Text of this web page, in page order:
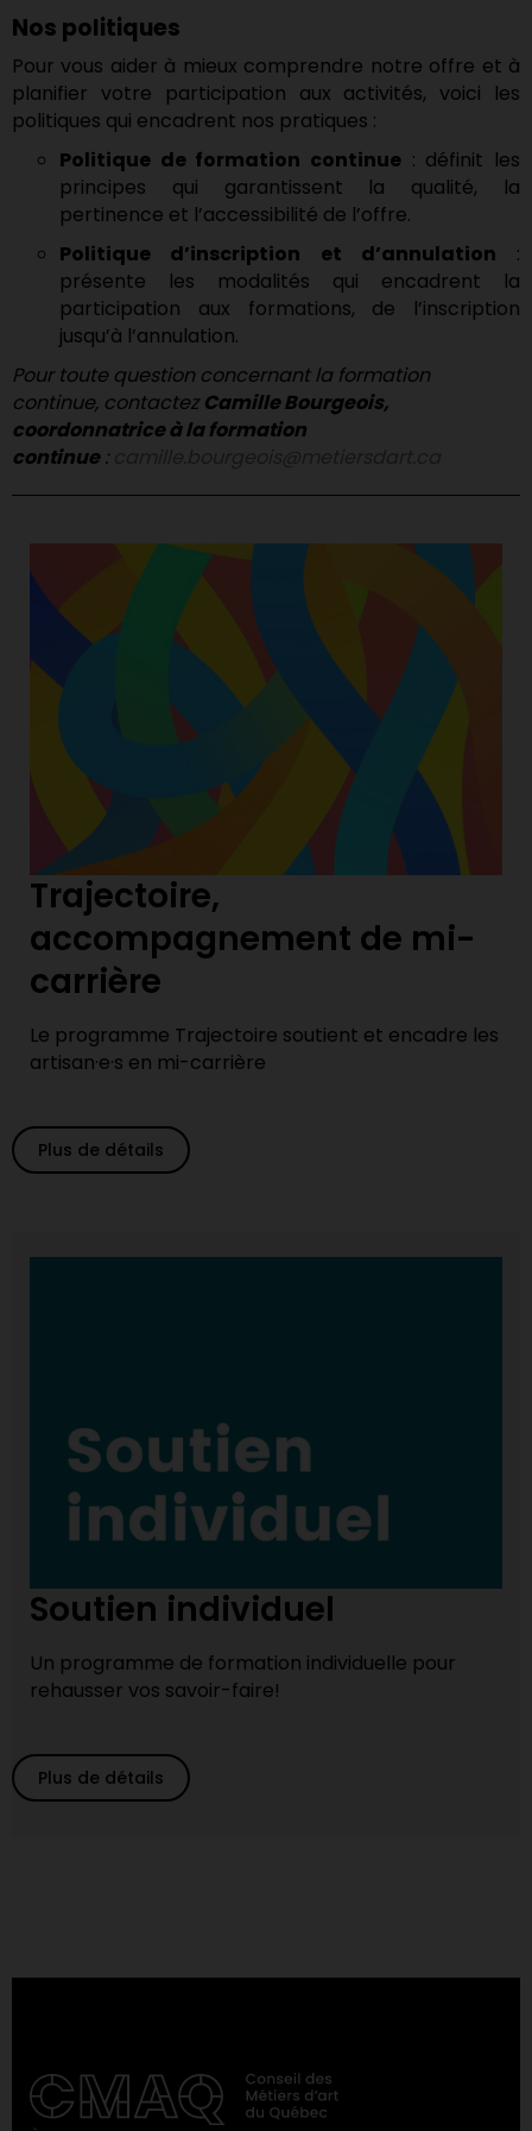
Nos politiques
Pour vous aider à mieux comprendre notre offre et à
planifier votre participation aux activités, voici les
politiques qui encadrent nos pratiques :
Politique de formation continue : définit les
principes qui garantissent la qualité, la
pertinence et l’accessibilité de l’offre.
Politique d’inscription et d’annulation :
présente les modalités qui encadrent la
participation aux formations, de l’inscription
jusqu’à l’annulation.
Pour toute question concernant la formation
continue, contactez Camille Bourgeois,
coordonnatrice à la formation
continue:
Trajectoire,
accompagnement de mi-
carrière
Le programme Trajectoire soutient et encadre les
artisan·e·s en mi-carrière
Plus de détails
Soutien individuel
Un programme de formation individuelle pour
rehausser vos savoir-faire!
Plus de détails